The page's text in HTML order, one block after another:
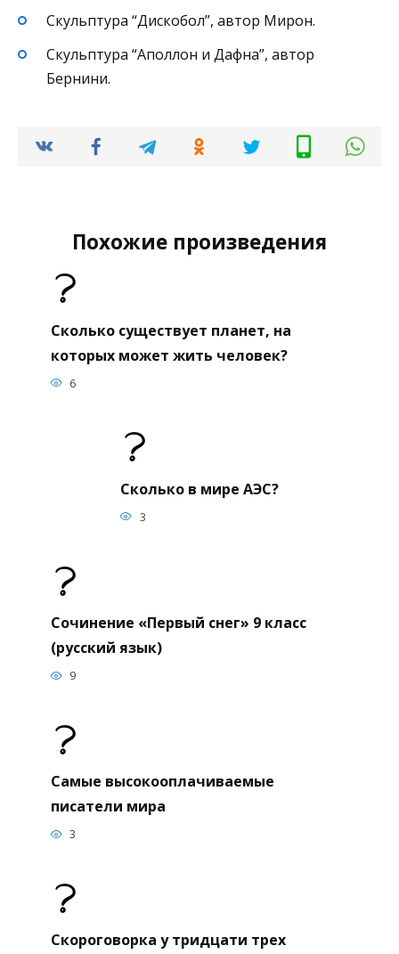
Скульптура “Дискобол”, автор Мирон.
Скульптура “Аполлон и Дафна”, автор
Бернини.
Похожие произведения
Сколько существует планет, на
которых может жить человек?
6
Сколько в мире АЭС?
3
Сочинение «Первый снег» 9 класс
(русский язык)
9
Самые высокооплачиваемые
писатели мира
3
Скороговорка у тридцати трех